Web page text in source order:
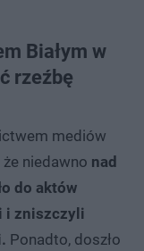
Białym w
rzeźbę
mediów
niedawno nad
do aktów
i zniszczyli
Ponadto, doszło